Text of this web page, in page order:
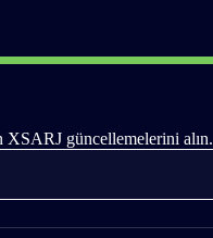
XSARJ güncellemelerini alın.